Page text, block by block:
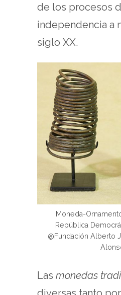
de los procesos
independencia a
siglo XX.
Moneda-
República
@Fundación Alberto
Las monedas